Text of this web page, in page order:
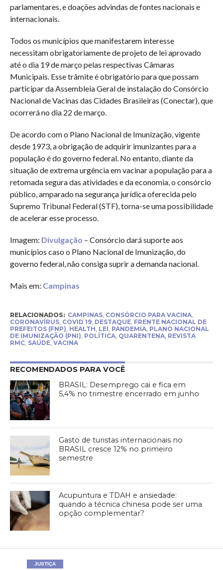
parlamentares, e doações advindas de fontes nacionais e
internacionais.
Todos os municípios que manifestarem interesse
necessitam obrigatoriamente de projeto de lei aprovado
até o dia 19 de março pelas respectivas Câmaras
Municipais. Esse trâmite é obrigatório para que possam
participar da Assembleia Geral de instalação do Consórcio
Nacional de Vacinas das Cidades Brasileiras (Conectar), que
ocorrerá no dia 22 de março.
De acordo com o Plano Nacional de Imunização, vigente
desde 1973, a obrigação de adquirir imunizantes para a
população é do governo federal. No entanto, diante da
situação de extrema urgência em vacinar a população para a
retomada segura das atividades e da economia, o consórcio
público, amparado na segurança jurídica oferecida pelo
Supremo Tribunal Federal (STF), torna-se uma possibilidade
de acelerar esse processo.
Imagem: Divulgação – Consórcio dará suporte aos
municípios caso o Plano Nacional de Imunização, do
governo federal, não consiga suprir a demanda nacional.
Mais em: Campinas
RELACIONADOS: CAMPINAS, CONSÓRCIO PARA VACINA,
CORONAVÍRUS, COVID 19, DESTAQUE, FRENTE NACIONAL DE
PREFEITOS (FNP) HEALTH LEI PANDEMIA, PLANO NACIONAL
DE IMUNIZAÇÃO (PNI) POLÍTICA, QUARENTENA, REVISTA
RMC, SAÚDE, VACINA
RECOMENDADOS PARA VOCÊ
BRASIL: Desemprego cai e fica em
5,4% no trimestre encerrado em junho
Gasto de turistas internacionais no
BRASIL cresce 12% no primeiro
semestre
Acupuntura e TDAH e ansiedade:
quando a técnica chinesa pode ser uma
opção complementar?
JUSTIÇA